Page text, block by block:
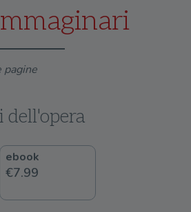
pagine
ebook
€7.99